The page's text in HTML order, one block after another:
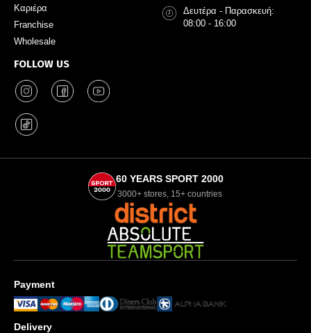
Καριέρα
Franchise
Wholesale
FOLLOW US
Δευτέρα - Παρασκευή:
08:00 - 16:00
60 YEARS SPORT 2000
3000+ stores, 15+ countries
Payment
Delivery